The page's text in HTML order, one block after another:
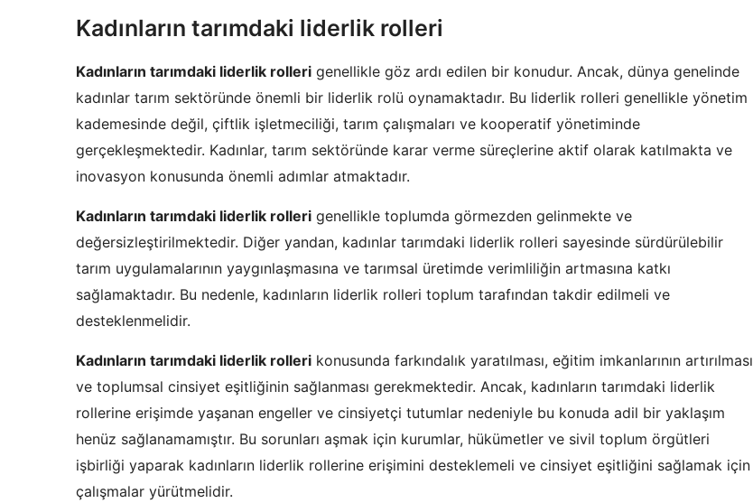
Kadınların tarımdaki liderlik rolleri
Kadınların tarımdaki liderlik rolleri genellikle göz ardı edilen bir konudur. Ancak, dünya genelinde
kadınlar tarım sektöründe önemli bir liderlik rolü oynamaktadır. Bu liderlik rolleri genellikle yönetim
kademesinde değil, çiftlik işletmeciliği, tarım çalışmaları ve kooperatif yönetiminde
gerçekleşmektedir. Kadınlar, tarım sektöründe karar verme süreçlerine aktif olarak katılmakta ve
inovasyon konusunda önemli adımlar atmaktadır.
Kadınların tarımdaki liderlik rolleri genellikle toplumda görmezden gelinmekte ve
değersizleştirilmektedir. Diğer yandan, kadınlar tarımdaki liderlik rolleri sayesinde sürdürülebilir
tarım uygulamalarının yaygınlaşmasına ve tarımsal üretimde verimliliğin artmasına katkı
sağlamaktadır. Bu nedenle, kadınların liderlik rolleri toplum tarafından takdir edilmeli ve
desteklenmelidir.
Kadınların tarımdaki liderlik rolleri konusunda farkındalık yaratılması, eğitim imkanlarının artırılması
ve toplumsal cinsiyet eşitliğinin sağlanması gerekmektedir. Ancak, kadınların tarımdaki liderlik
rollerine erişimde yaşanan engeller ve cinsiyetçi tutumlar nedeniyle bu konuda adil bir yaklaşım
henüz sağlanamamıştır. Bu sorunları aşmak için kurumlar, hükümetler ve sivil toplum örgütleri
işbirliği yaparak kadınların liderlik rollerine erişimini desteklemeli ve cinsiyet eşitliğini sağlamak için
çalışmalar yürütmelidir.